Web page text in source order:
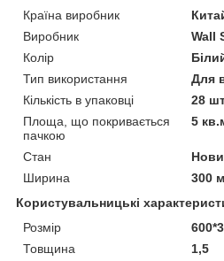
Країна виробник
Виробник
Wall
Колір
Тип використання
Для
Кількість в упаковці
28
Площа, що покривається
пачкою
5
Стан
Ширина
300
Користувальницькі
Розмір
Товщина
1,5